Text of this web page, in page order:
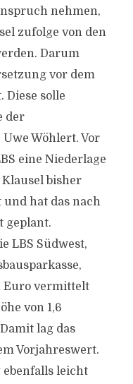
nehmen,
zufolge von den
Darum
vor dem
Diese solle
der
Wöhlert. Vor
eine Niederlage
bisher
hat das nach
geplant.
LBS Südwest,
Euro vermittelt
von 1,6
lag das
Vorjahreswert.
ebenfalls leicht